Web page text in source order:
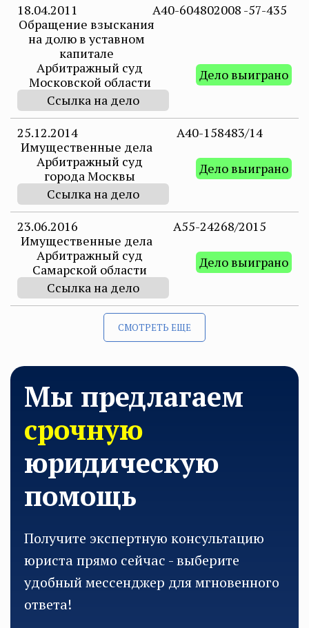
18.04.2011
А40-604802008 -57-435
Обращение взыскания
на долю в уставном
капитале
Арбитражный суд
Московской области
Дело выиграно
Ссылка на дело
25.12.2014
А40-158483/14
Имущественные дела
Арбитражный суд
города Москвы
Дело выиграно
Ссылка на дело
23.06.2016
А55-24268/2015
Имущественные дела
Арбитражный суд
Самарской области
Дело выиграно
Ссылка на дело
СМОТРЕТЬ ЕЩЕ
Мы предлагаем
срочную
юридическую
помощь
Получите экспертную консультацию
юриста прямо сейчас - выберите
удобный мессенджер для мгновенного
ответа!